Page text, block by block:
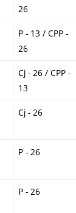
26
P - 13 / CPP -
26
Cj - 26 / CPP -
13
Cj - 26
P - 26
P - 26